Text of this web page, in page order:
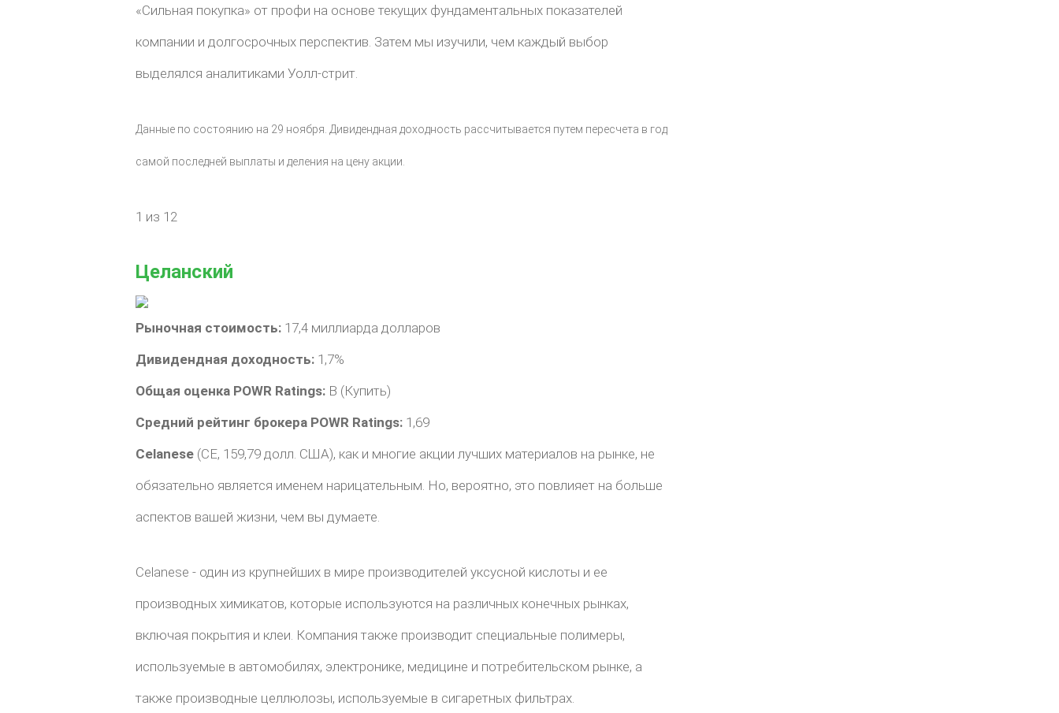
«Сильная покупка» от профи на основе текущих фундаментальных показателей
компании и долгосрочных перспектив. Затем мы изучили, чем каждый выбор
выделялся аналитиками Уолл-стрит.
Данные по состоянию на 29 ноября. Дивидендная доходность рассчитывается путем пересчета в год
самой последней выплаты и деления на цену акции.
1 из 12
Целанский
Рыночная стоимость: 17,4 миллиарда долларов
Дивидендная доходность: 1,7%
Общая оценка POWR Ratings: B (Купить)
Средний рейтинг брокера POWR Ratings: 1,69
Celanese (CE, 159,79 долл. США), как и многие акции лучших материалов на рынке, не
обязательно является именем нарицательным. Но, вероятно, это повлияет на больше
аспектов вашей жизни, чем вы думаете.
Celanese - один из крупнейших в мире производителей уксусной кислоты и ее
производных химикатов, которые используются на различных конечных рынках,
включая покрытия и клеи. Компания также производит специальные полимеры,
используемые в автомобилях, электронике, медицине и потребительском рынке, а
также производные целлюлозы, используемые в сигаретных фильтрах.